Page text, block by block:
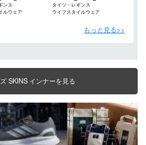
ンス
ルウェア
タイツ・レギンス
ライフスタイルウェア
もっと見る>>
SKINS インナーを見る